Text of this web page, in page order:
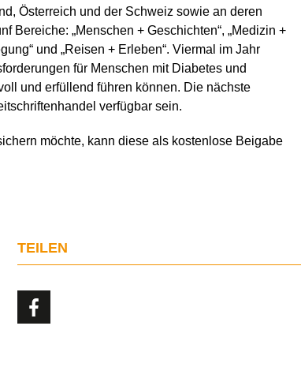
Österreich und der Schweiz sowie an deren
Bereiche: „Menschen + Geschichten“, „Medizin +
und „Reisen + Erleben“. Viermal im Jahr
für Menschen mit Diabetes und
und erfüllend führen können. Die nächste
verfügbar sein.
möchte, kann diese als kostenlose Beigabe
TEILEN